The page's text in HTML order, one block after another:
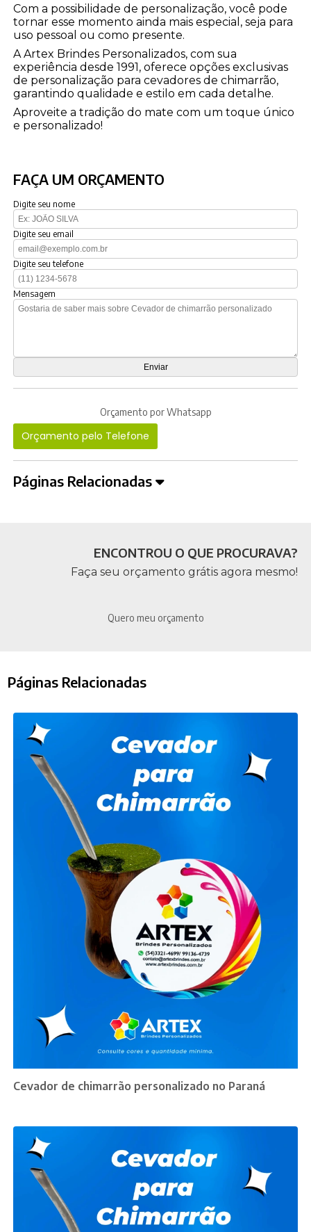
Com a possibilidade de personalização, você pode
tornar esse momento ainda mais especial, seja para
uso pessoal ou como presente.
A Artex Brindes Personalizados, com sua
experiência desde 1991, oferece opções exclusivas
de personalização para cevadores de chimarrão,
garantindo qualidade e estilo em cada detalhe.
Aproveite a tradição do mate com um toque único
e personalizado!
FAÇA UM ORÇAMENTO
Digite seu nome
Digite seu email
Digite seu telefone
Mensagem
Orçamento por Whatsapp
Orçamento pelo Telefone
Páginas Relacionadas
ENCONTROU O QUE PROCURAVA?
Faça seu orçamento grátis agora mesmo!
Quero meu orçamento
Páginas Relacionadas
Cevador de chimarrão personalizado no Paraná